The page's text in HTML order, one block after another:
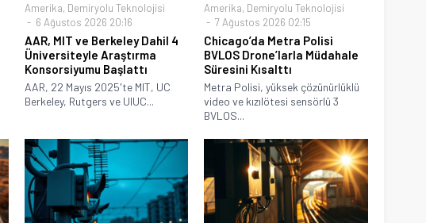
Amerika, Demiryolu Teknolojisi
6 Ağustos 2026 20:16
AAR, MIT ve Berkeley Dahil 4
Üniversiteyle Araştırma
Konsorsiyumu Başlattı
AAR, 22 Mayıs 2025'te MIT, UC
Berkeley, Rutgers ve UIUC...
Amerika, Demiryolu Teknolojisi
7 Ağustos 2026 02:15
Chicago’da Metra Polisi
BVLOS Drone’larla Müdahale
Süresini Kısalttı
Metra Polisi, yüksek çözünürlüklü
video ve kızılötesi sensörlü 3
BVLOS...